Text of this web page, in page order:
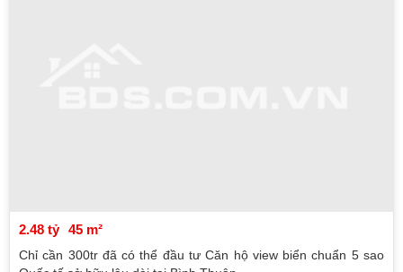
2.48 tỷ 45 m²
Chỉ cần 300tr đã có thể đầu tư Căn hộ view biển chuẩn 5 sao